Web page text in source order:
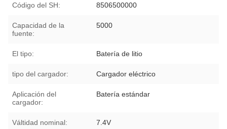
Código del SH: 8506500000
Capacidad de la
fuente:
5000
El tipo: Batería de litio
tipo del cargador: Cargador eléctrico
Aplicación del
cargador:
Batería estándar
Válti­dad nominal: 7.4V